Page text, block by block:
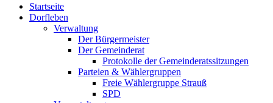
oben
scrollen
Startseite
Dorfleben
Verwaltung
Der Bürgermeister
Der Gemeinderat
Protokolle der Gemeinderatssitzungen
Parteien & Wählergruppen
Freie Wählergruppe Strauß
SPD